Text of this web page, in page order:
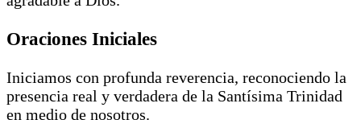
Oraciones Iniciales
Iniciamos con profunda reverencia, reconociendo la
presencia real y verdadera de la Santísima Trinidad
en medio de nosotros.